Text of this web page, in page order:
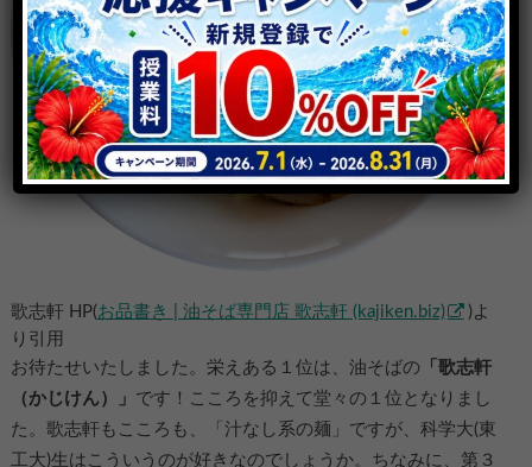
歌志軒 HP(お品書き | 油そば専門店 歌志軒 (kajiken.biz)
)よ
り引用
お待たせいたしました。栄えある１位は、油そばの 「歌志軒
（かじけん）」 です！こころを抑えて堂々の１位となりまし
た。歌志軒もこころも、「汁なし系の麺」ですが、科学大(東
工大)生はこういうのが好きなのでしょうか。ちなみに、第３